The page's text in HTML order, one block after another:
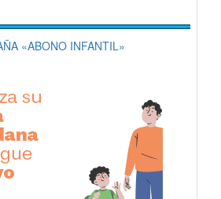
«ABONO INFANTIL»